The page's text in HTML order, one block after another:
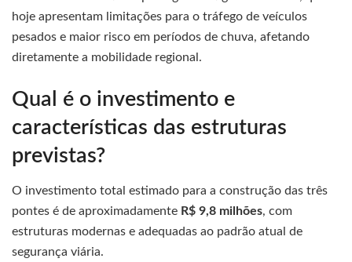
hoje apresentam limitações para o tráfego de veículos
pesados e maior risco em períodos de chuva, afetando
diretamente a mobilidade regional.
Qual é o investimento e
características das estruturas
previstas?
O investimento total estimado para a construção das três
pontes é de aproximadamente R$ 9,8 milhões, com
estruturas modernas e adequadas ao padrão atual de
segurança viária.